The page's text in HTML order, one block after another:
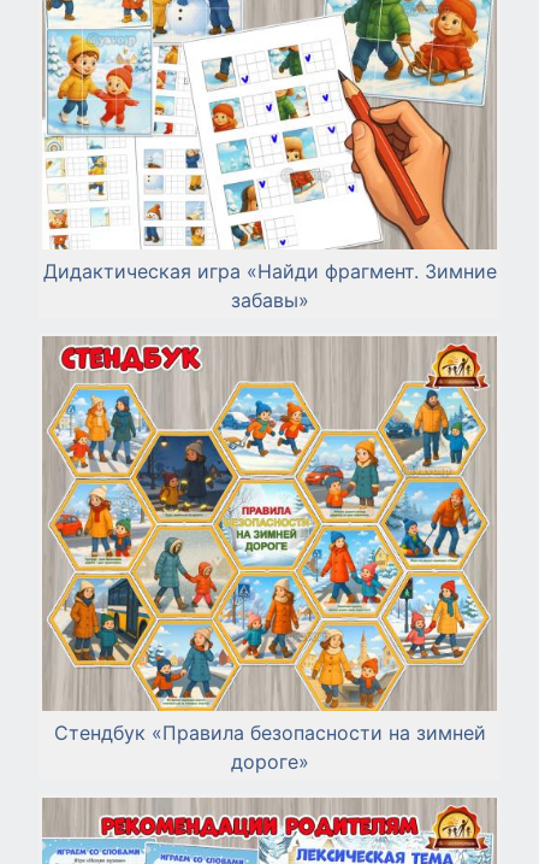
Дидактическая игра «Найди фрагмент. Зимние
забавы»
Стендбук «Правила безопасности на зимней
дороге»